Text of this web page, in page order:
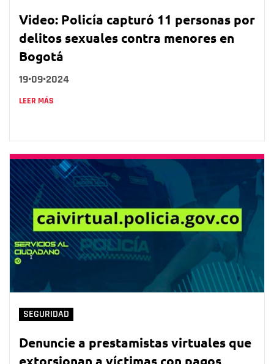
Video: Policía capturó 11 personas por
delitos sexuales contra menores en
Bogotá
19•09•2024
LEER MÁS
SEGURIDAD
Denuncie a prestamistas virtuales que
extorsionan a víctimas con pagos